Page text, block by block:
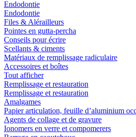
Endodontie
Endodontie
Files & Alérailleurs
Pointes en gutta-percha
Conseils pour écrire
Scellants & ciments
Matériaux de remplissage radiculaire
Accessoires et boîtes
Tout afficher
Remplissage et restauration
Remplissage et restauration
Amalgames
Papier articulation, feuille d’aluminium
Agents de collage et de gravure
Ionomers en verre et compomerers